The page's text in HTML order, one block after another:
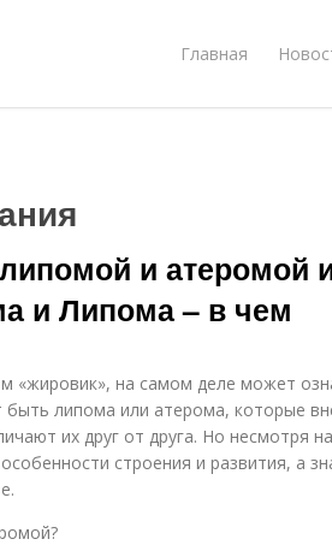
Главная
и атеромой
и Липома – в чем
на самом деле может
липома или атерома, которые
их друг от друга. Но несмотря
строения и развития, а